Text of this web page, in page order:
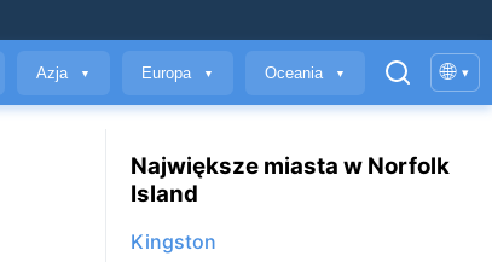
Azja ▼ Europa ▼ Oceania ▼ 🌐 ▾
Największe miasta w Norfolk
Island
Kingston